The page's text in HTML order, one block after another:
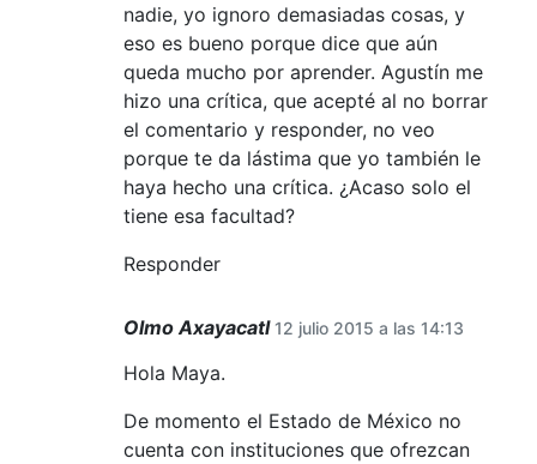
nadie, yo ignoro demasiadas cosas, y
eso es bueno porque dice que aún
queda mucho por aprender. Agustín me
hizo una crítica, que acepté al no borrar
el comentario y responder, no veo
porque te da lástima que yo también le
haya hecho una crítica. ¿Acaso solo el
tiene esa facultad?
Responder
Olmo Axayacatl 12 julio 2015 a las 14:13
Hola Maya.
De momento el Estado de México no
cuenta con instituciones que ofrezcan